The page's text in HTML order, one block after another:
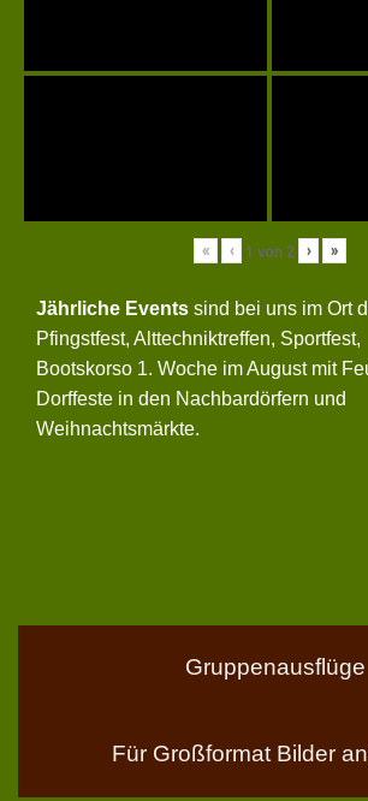
« ‹ 1 von 2 › »
Jährliche Events sind bei uns im Ort
Pfingstfest, Alttechniktreffen, Sportfest,
Bootskorso 1. Woche im August mit
Dorffeste in den Nachbardörfern und
Weihnachtsmärkte.
Gruppenausflüge
Für Großformat Bilder